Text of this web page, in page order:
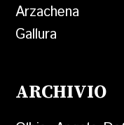
Arzachena
Gallura
ARCHIVIO